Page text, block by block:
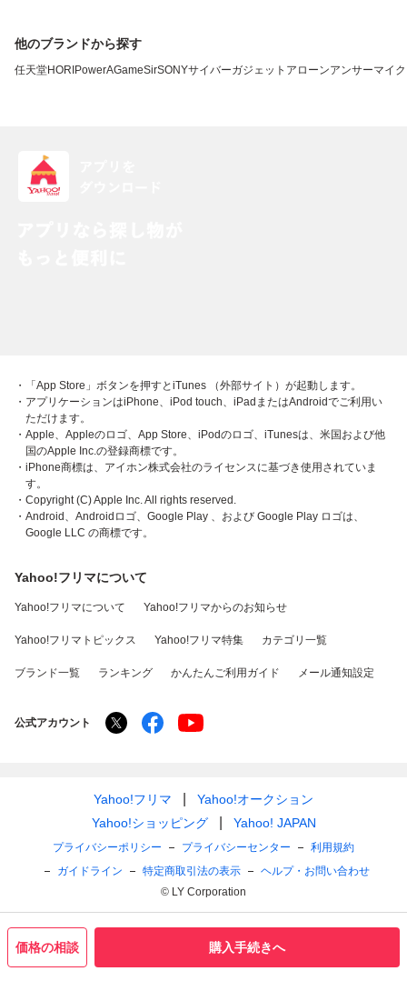
価格の相談 購入手続きへ
他のブランドから探す
任天堂HORI PowerAGameSirSONYサイバーガジェット アローンアンサーマイ
・「App Store」ボタンを押すとiTunes （外部サイト）が起動します。
・アプリケーションはiPhone、iPod touch、iPadまたはAndroidでご利用い
ただけます。
・Apple、Appleのロゴ、App Store、iPodのロゴ、iTunesは、米国および他
国のApple Inc.の登録商標です。
・iPhone商標は、アイホン株式会社のライセンスに基づき使用されていま
す。
・Copyright (C) Apple Inc. All rights reserved.
・Android、Androidロゴ、Google Play 、および Google Play ロゴは、
Google LLC の商標です。
Yahoo!フリマについて
Yahoo!フリマについて Yahoo!フリマからのお知らせ
Yahoo!フリマトピックス Yahoo!フリマ特集 カテゴリ一覧
ブランド一覧 ランキング かんたんご利用ガイド メール通知設定
公式アカウント
Yahoo!フリマ
Yahoo!オークション
Yahoo!ショッピング
Yahoo! JAPAN
プライバシーポリシー プライバシーセンター
利用規約
ガイドライン
特定商取引法の表示
ヘルプ・お問い合わせ
© LY Corporation